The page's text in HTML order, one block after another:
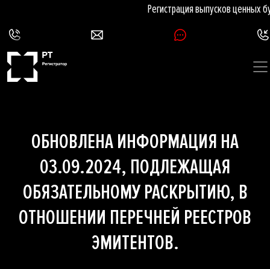
Регистрация выпусков ценных
ОБНОВЛЕНА ИНФОРМАЦИЯ НА
03.09.2024, ПОДЛЕЖАЩАЯ
ОБЯЗАТЕЛЬНОМУ РАСКРЫТИЮ, В
ОТНОШЕНИИ ПЕРЕЧНЕЙ РЕЕСТРОВ
ЭМИТЕНТОВ.